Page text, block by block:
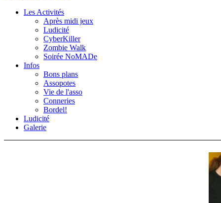
Les Activités
Après midi jeux
Ludicité
CyberKiller
Zombie Walk
Soirée NoMADe
Infos
Bons plans
Assopotes
Vie de l'asso
Conneries
Bordel!
Ludicité
Galerie